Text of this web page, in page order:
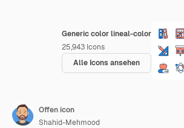
Generic color lineal-color
25,943 Icons
Alle Icons ansehen
Offen icon
Shahid-Mehmood